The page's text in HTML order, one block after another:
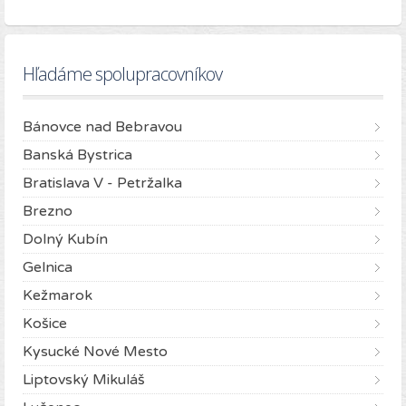
Hľadáme spolupracovníkov
Bánovce nad Bebravou
Banská Bystrica
Bratislava V - Petržalka
Brezno
Dolný Kubín
Gelnica
Kežmarok
Košice
Kysucké Nové Mesto
Liptovský Mikuláš